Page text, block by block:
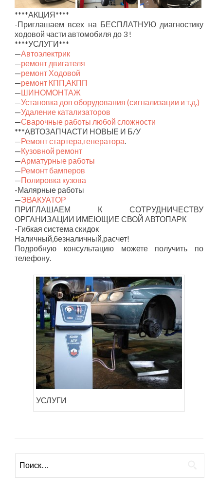
****АКЦИЯ****
-Приглашаем всех на БЕСПЛАТНУЮ диагностику
ходовой части автомобиля до 3 !
****УСЛУГИ***
—Автоэлектрик
—ремонт двигателя
—ремонт Ходовой
—ремонт КПП,АКПП
—ШИНОМОНТАЖ
—Установка доп оборудования (сигнализации и т.д.)
—Удаление катализаторов
—Сварочные работы любой сложности
***АВТОЗАПЧАСТИ НОВЫЕ И Б/У
—Ремонт стартера,генератора
—Кузовной ремонт
—Арматурные работы
—Ремонт бамперов
—Полировка кузова
-Малярные работы
—ЭВАКУАТОР
ПРИГЛАШАЕМ К СОТРУДНИЧЕСТВУ
ОРГАНИЗАЦИИ ИМЕЮЩИЕ СВОЙ АВТОПАРК
-Гибкая система скидок
Наличный,безналичный,расчет!
Подробную консультацию можете получить по
телефону.
УСЛУГИ